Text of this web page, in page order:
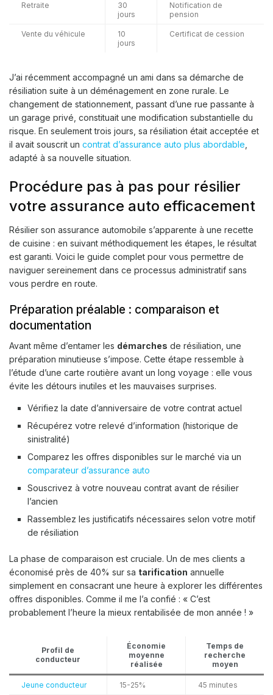
Retraite
30
jours
Notification de
pension
Vente du véhicule
10
jours
Certificat de cession
J’ai récemment accompagné un ami dans sa démarche de
résiliation suite à un déménagement en zone rurale. Le
changement de stationnement, passant d’une rue passante à
un garage privé, constituait une modification substantielle du
risque. En seulement trois jours, sa résiliation était acceptée et
il avait souscrit un contrat d’assurance auto plus abordable
adapté à sa nouvelle situation.
Procédure pas à pas pour résilier
votre assurance auto efficacement
Résilier son assurance automobile s’apparente à une recette
de cuisine : en suivant méthodiquement les étapes, le résultat
est garanti. Voici le guide complet pour vous permettre de
naviguer sereinement dans ce processus administratif sans
vous perdre en route.
Préparation préalable : comparaison et
documentation
Avant même d’entamer les démarches de résiliation, une
préparation minutieuse s’impose. Cette étape ressemble à
l’étude d’une carte routière avant un long voyage : elle vous
évite les détours inutiles et les mauvaises surprises.
Vérifiez la date d’anniversaire de votre contrat actuel
Récupérez votre relevé d’information (historique de
sinistralité)
Comparez les offres disponibles sur le marché via un
comparateur d’assurance auto
Souscrivez à votre nouveau contrat avant de résilier
l’ancien
Rassemblez les justificatifs nécessaires selon votre motif
de résiliation
La phase de comparaison est cruciale. Un de mes clients a
économisé près de 40% sur sa tarification annuelle
simplement en consacrant une heure à explorer les différentes
offres disponibles. Comme il me l’a confié : « C’est
probablement l’heure la mieux rentabilisée de mon année ! »
Profil de
conducteur
Économie
moyenne
réalisée
Temps de
recherche
moyen
Jeune conducteur 15-25% 45 minutes